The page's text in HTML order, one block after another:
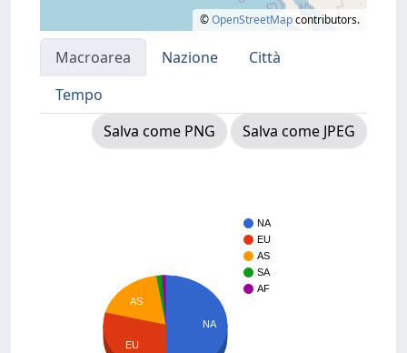
©OpenStreetMapcontributors.
Macroarea Nazione
Città
Tempo
Salva come PNG
Salva come JPEG
NA
EU
AS
SA
AF
NA
AS
EU